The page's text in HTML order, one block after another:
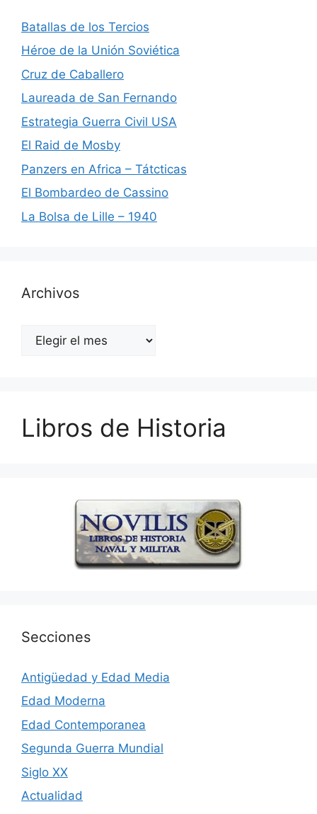
Batallas de los Tercios
Héroe de la Unión Soviética
Cruz de Caballero
Laureada de San Fernando
Estrategia Guerra Civil USA
El Raid de Mosby
Panzers en Africa – Tátcticas
El Bombardeo de Cassino
La Bolsa de Lille – 1940
Archivos
Archivos
Libros de Historia
Secciones
Antigüedad y Edad Media
Edad Moderna
Edad Contemporanea
Segunda Guerra Mundial
Siglo XX
Actualidad